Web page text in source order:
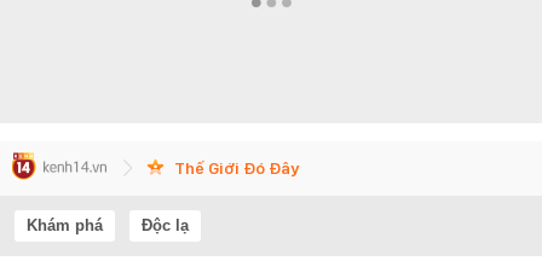
Thế Giới Đó Đây
Khám phá Độc lạ